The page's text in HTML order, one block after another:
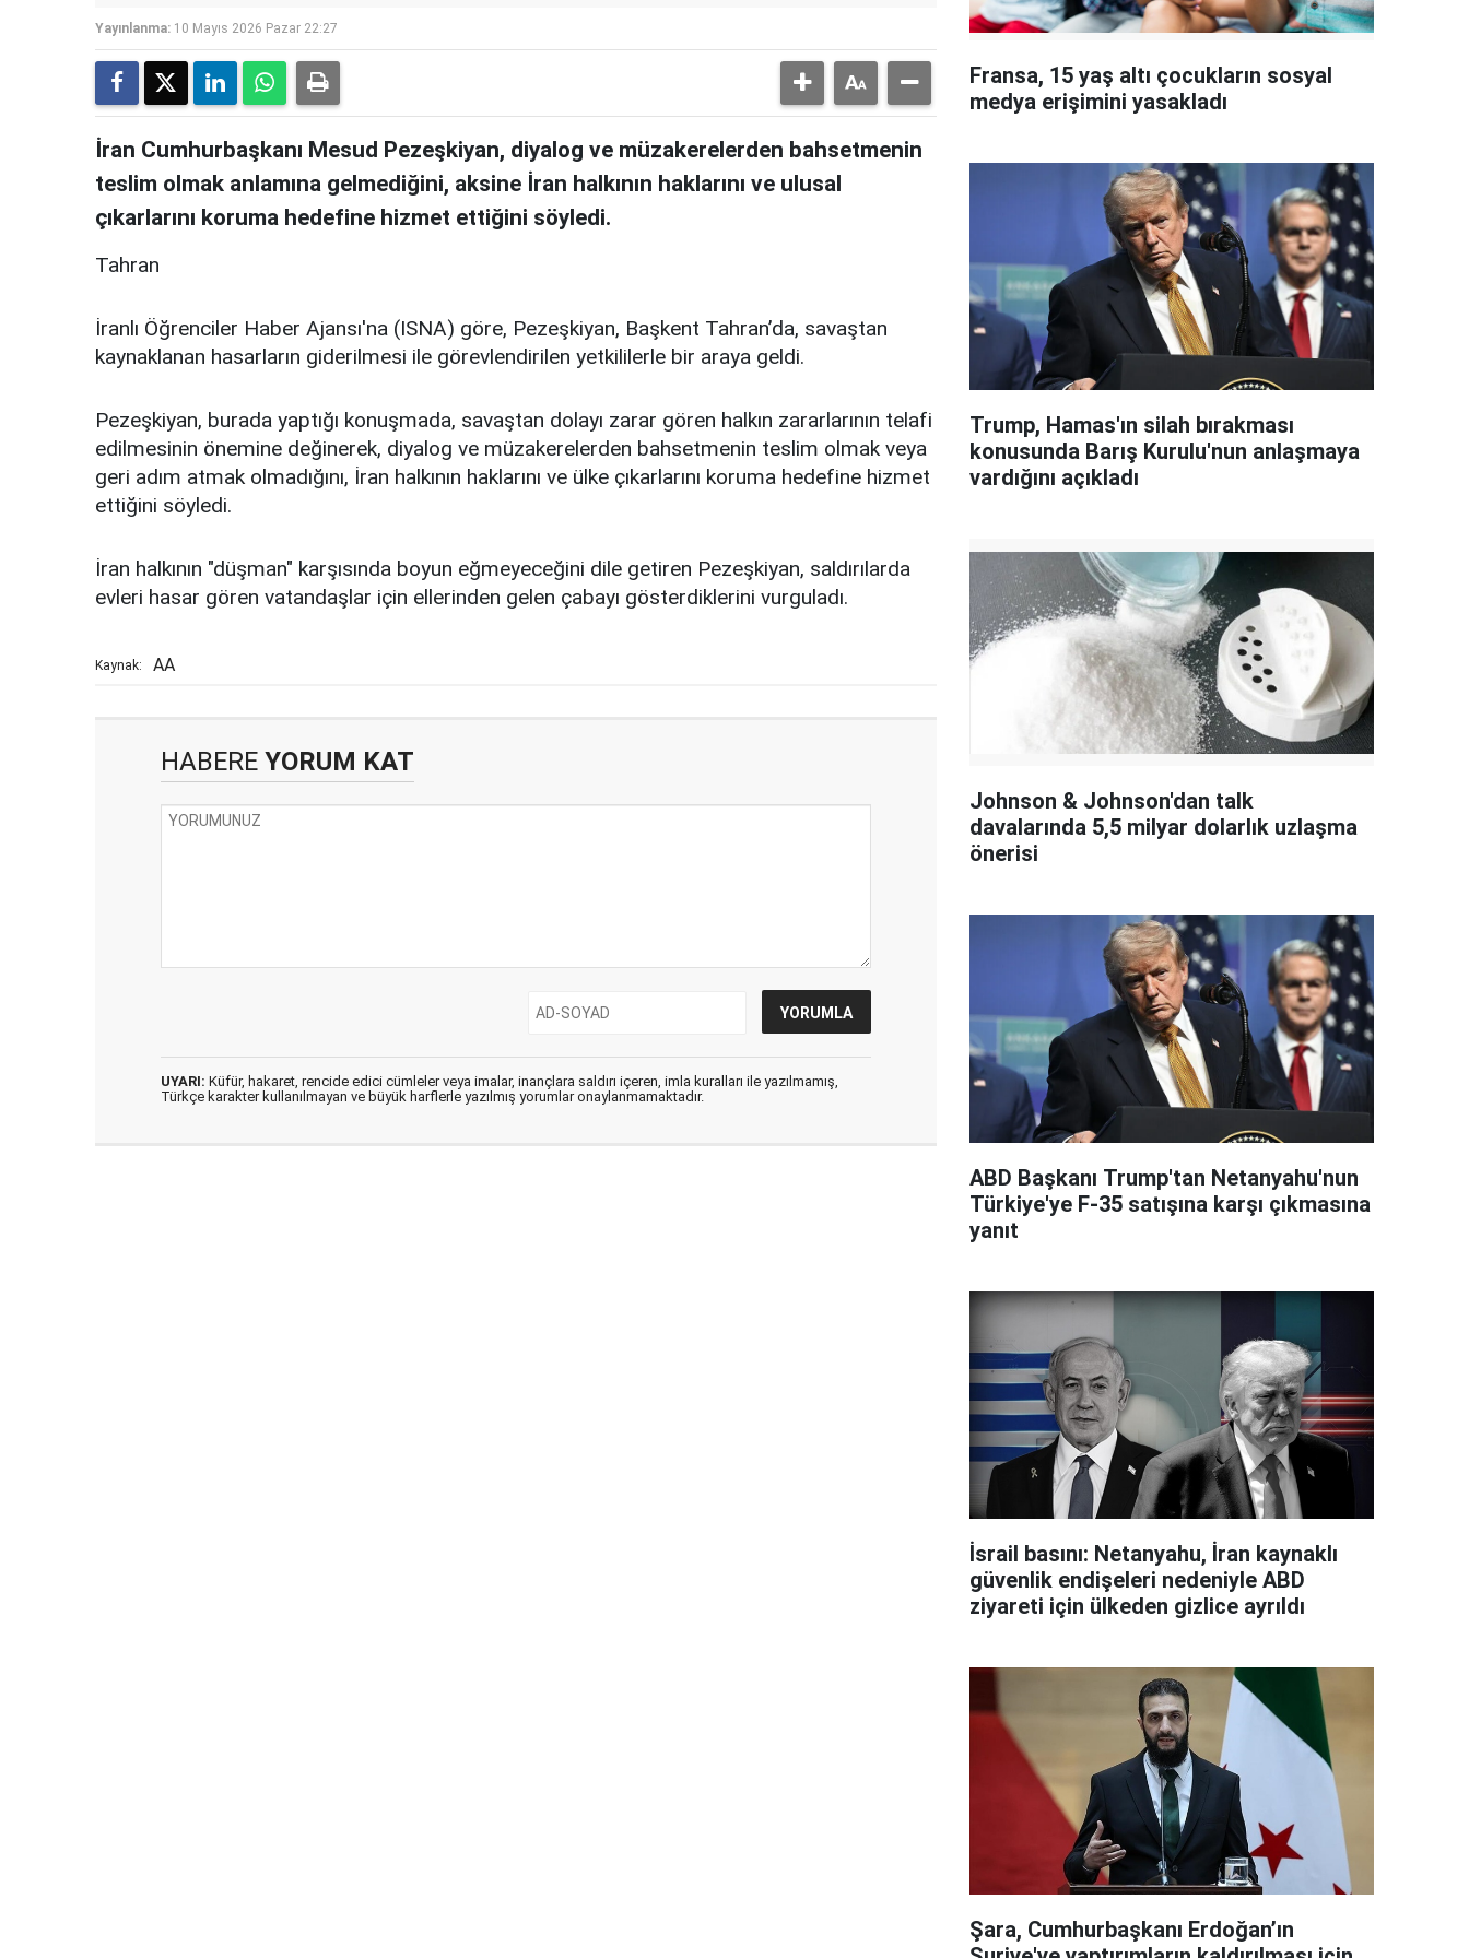
Yayınlanma: 10 Mayıs 2026 Pazar 22:27
İran Cumhurbaşkanı Mesud Pezeşkiyan, diyalog ve müzakerelerden bahsetmenin
teslim olmak anlamına gelmediğini, aksine İran halkının haklarını ve ulusal
çıkarlarını koruma hedefine hizmet ettiğini söyledi.
Tahran
İranlı Öğrenciler Haber Ajansı'na (ISNA) göre, Pezeşkiyan, Başkent Tahran’da, savaştan
kaynaklanan hasarların giderilmesi ile görevlendirilen yetkililerle bir araya geldi.
Pezeşkiyan, burada yaptığı konuşmada, savaştan dolayı zarar gören halkın zararlarının telafi
edilmesinin önemine değinerek, diyalog ve müzakerelerden bahsetmenin teslim olmak veya
geri adım atmak olmadığını, İran halkının haklarını ve ülke çıkarlarını koruma hedefine hizmet
ettiğini söyledi.
İran halkının "düşman" karşısında boyun eğmeyeceğini dile getiren Pezeşkiyan, saldırılarda
evleri hasar gören vatandaşlar için ellerinden gelen çabayı gösterdiklerini vurguladı.
Kaynak: AA
HABERE YORUM KAT
UYARI: Küfür, hakaret, rencide edici cümleler veya imalar, inançlara saldırı içeren, imla kuralları ile yazılmamış,
Türkçe karakter kullanılmayan ve büyük harflerle yazılmış yorumlar onaylanmamaktadır.
Fransa, 15 yaş altı çocukların sosyal
medya erişimini yasakladı
Trump, Hamas'ın silah bırakması
konusunda Barış Kurulu'nun anlaşmaya
vardığını açıkladı
Johnson & Johnson'dan talk
davalarında 5,5 milyar dolarlık uzlaşma
önerisi
ABD Başkanı Trump'tan Netanyahu'nun
Türkiye'ye F-35 satışına karşı çıkmasına
yanıt
İsrail basını: Netanyahu, İran kaynaklı
güvenlik endişeleri nedeniyle ABD
ziyareti için ülkeden gizlice ayrıldı
Şara, Cumhurbaşkanı Erdoğan’ın